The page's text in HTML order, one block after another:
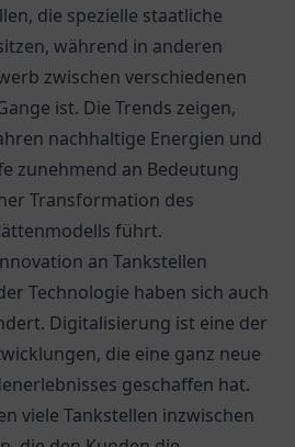
die spezielle staatliche
während in anderen
zwischen verschiedenen
ist. Die Trends zeigen,
nachhaltige Energien und
zunehmend an Bedeutung
Transformation des
führt.
an Tankstellen
Technologie haben sich auch
Digitalisierung ist eine der
die eine ganz neue
geschaffen hat.
viele Tankstellen inzwischen